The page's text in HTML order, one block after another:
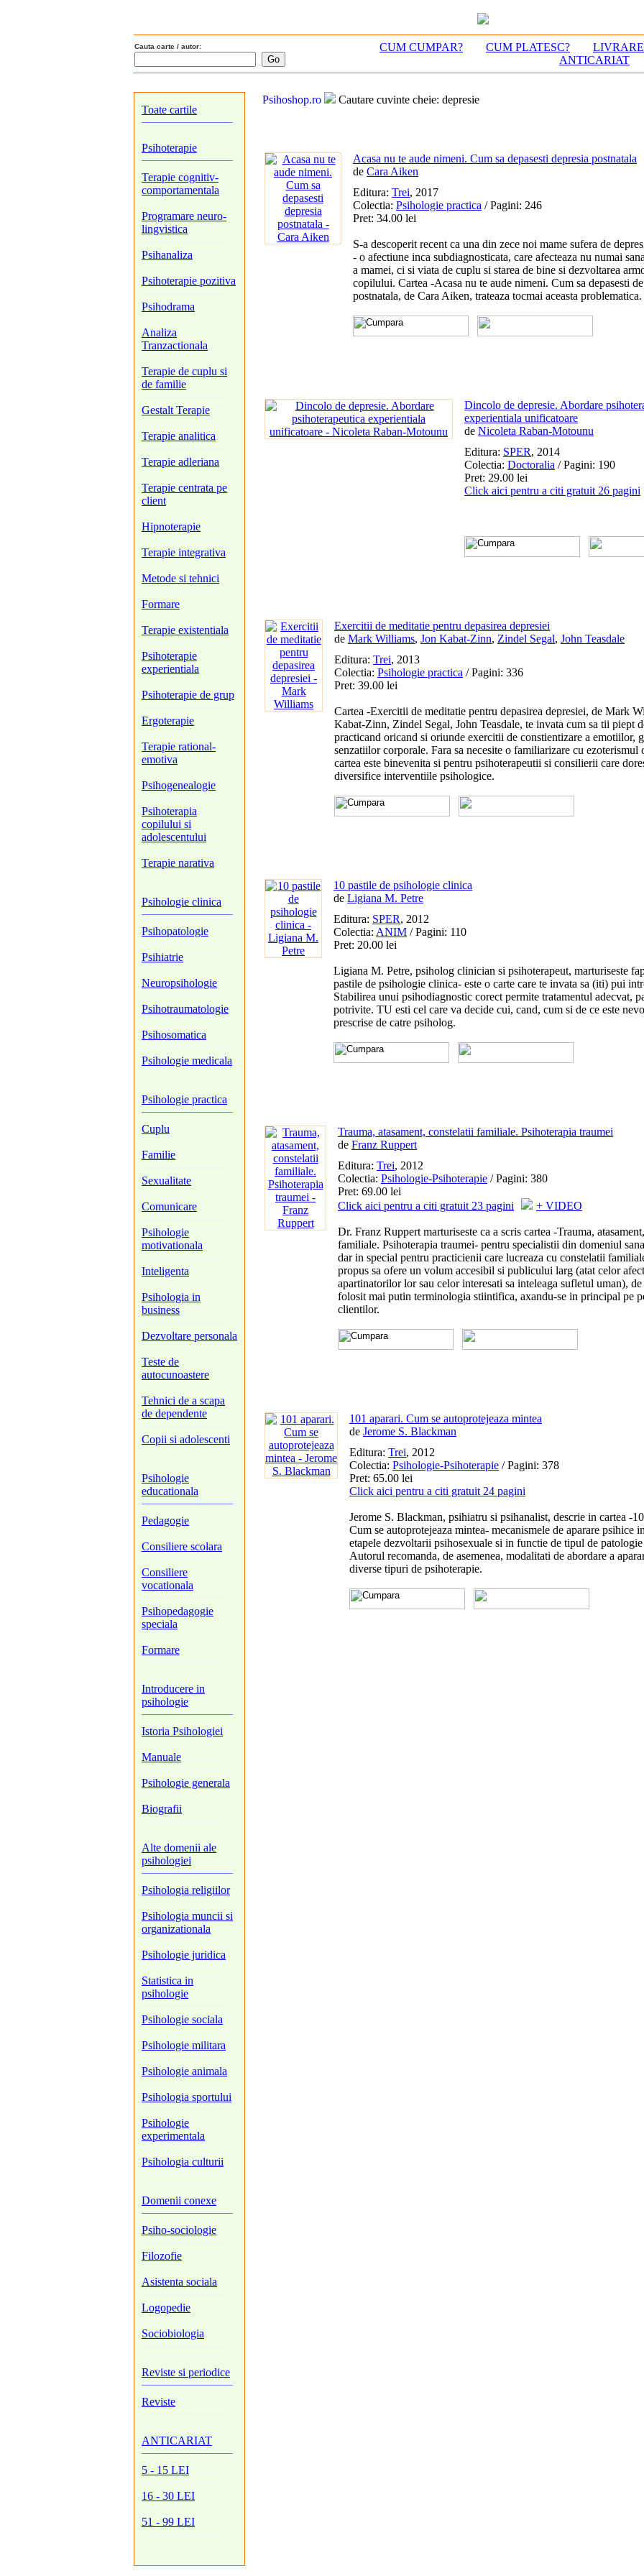
Cauta carte / autor: CUM CUMPAR? CUM PLATESC?
ANTICARIAT
Toate cartile
Psihoterapie
Terapie cognitiv-
comportamentala
Programare neuro-
lingvistica
Psihanaliza
Psihoterapie pozitiva
Psihodrama
Analiza
Tranzactionala
Terapie de cuplu si
de familie
Gestalt Terapie
Terapie analitica
Terapie adleriana
Terapie centrata pe
client
Hipnoterapie
Terapie integrativa
Metode si tehnici
Formare
Terapie existentiala
Psihoterapie
experientiala
Psihoterapie de grup
Ergoterapie
Terapie rational-
emotiva
Psihogenealogie
Psihoterapia
copilului si
adolescentului
Terapie narativa
Psihologie clinica
Psihopatologie
Psihiatrie
Neuropsihologie
Psihotraumatologie
Psihosomatica
Psihologie medicala
Psihologie practica
Cuplu
Familie
Sexualitate
Comunicare
Psihologie
motivationala
Inteligenta
Psihologia in
business
Dezvoltare personala
Teste de
autocunoastere
Tehnici de a scapa
de dependente
Copii si adolescenti
Psihologie
educationala
Pedagogie
Consiliere scolara
Consiliere
vocationala
Psihopedagogie
speciala
Formare
Introducere in
psihologie
Istoria Psihologiei
Manuale
Psihologie generala
Biografii
Alte domenii ale
psihologiei
Psihologia religiilor
Psihologia muncii si
organizationala
Psihologie juridica
Statistica in
psihologie
Psihologie sociala
Psihologie militara
Psihologie animala
Psihologia sportului
Psihologie
experimentala
Psihologia culturii
Domenii conexe
Psiho-sociologie
Filozofie
Asistenta sociala
Logopedie
Sociobiologia
Reviste si periodice
Reviste
ANTICARIAT
5 - 15 LEI
16 - 30 LEI
51 - 99 LEI
Psihoshop.ro Cautare cuvinte cheie: depresie
Acasa nu te aude nimeni. Cum sa depasesti depresia postnatala
de Cara Aiken
Editura: Trei, 2017
Colectia: Psihologie practica / Pagini: 246
Pret: 34.00 lei
S-a descoperit recent ca una din zece noi mame sufera de
- o afectiune inca subdiagnosticata, care afecteaza nu numai
a mamei, ci si viata de cuplu si starea de bine si dezvoltarea
copilului. Cartea -Acasa nu te aude nimeni. Cum sa depasesti
postnatala, de Cara Aiken, trateaza tocmai aceasta problematica.
Dincolo de depresie. Abordare
experientiala unificatoare
de Nicoleta Raban-Motounu
Editura: SPER, 2014
Colectia: Doctoralia / Pagini: 190
Pret: 29.00 lei
Click aici pentru a citi gratuit 26 pagini
Exercitii de meditatie pentru depasirea depresiei
de Mark Williams, Jon Kabat-Zinn, Zindel Segal, John Teasdale
Editura: Trei, 2013
Colectia: Psihologie practica / Pagini: 336
Pret: 39.00 lei
Cartea -Exercitii de meditatie pentru depasirea depresiei, de Mark
Kabat-Zinn, Zindel Segal, John Teasdale, te invata cum sa tii piept
practicand oricand si oriunde exercitii de constientizare a emotiilor,
senzatiilor corporale. Fara sa necesite o familiarizare cu ezoterismul
cartea este binevenita si pentru psihoterapeutii si consilierii care
diversifice interventiile psihologice.
10 pastile de psihologie clinica
de Ligiana M. Petre
Editura: SPER, 2012
Colectia: ANIM / Pagini: 110
Pret: 20.00 lei
Ligiana M. Petre, psiholog clinician si psihoterapeut, marturiseste
pastile de psihologie clinica- este o carte care te invata sa (iti) pui
Stabilirea unui psihodiagnostic corect permite tratamentul adecvat,
potrivite. TU esti cel care va decide cui, cand, cum si de ce este
prescrise de catre psiholog.
Trauma, atasament, constelatii familiale. Psihoterapia traumei
de Franz Ruppert
Editura: Trei, 2012
Colectia: Psihologie-Psihoterapie / Pagini: 380
Pret: 69.00 lei
Click aici pentru a citi gratuit 23 pagini
+ VIDEO
Dr. Franz Ruppert marturiseste ca a scris cartea -Trauma,
familiale. Psihoterapia traumei- pentru specialistii din domeniul
dar in special pentru practicienii care lucreaza cu constelatii
propus sa ofere un volum accesibil si publicului larg (atat celor
apartinatorilor lor sau celor interesati sa inteleaga sufletul uman), de
folosit mai putin terminologia stiintifica, axandu-se in principal pe
clientilor.
101 aparari. Cum se autoprotejeaza mintea
de Jerome S. Blackman
Editura: Trei, 2012
Colectia: Psihologie-Psihoterapie / Pagini: 378
Pret: 65.00 lei
Click aici pentru a citi gratuit 24 pagini
Jerome S. Blackman, psihiatru si psihanalist, descrie in cartea -
Cum se autoprotejeaza mintea- mecanismele de aparare psihice
etapele dezvoltarii psihosexuale si in functie de tipul de
Autorul recomanda, de asemenea, modalitati de abordare a
diverse tipuri de psihoterapie.